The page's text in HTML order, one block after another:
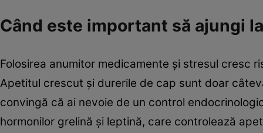
Când este important să ajungi
Folosirea anumitor medicamente şi stresul cresc
Apetitul crescut şi durerile de cap sunt doar
convingă că ai nevoie de un control
hormonilor grelină şi leptină, care controlează